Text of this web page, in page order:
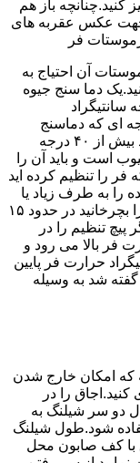
کنید.چنانچه باز هم
جهت عکس عقربه های
فر
آن احتیاج به
دما سنج جیوه
و درجه فر را روی ۱۸۰ درجه سانتیگراد
اختلاف درجه ای که دماسنج
نشان می دهد با آنچه که فر را تنظیم کرده اید بیش از ۴۰ درجه
است و باید آن را
را تنظیم کرده اید
را به طرف زیاد یا
کم بچرخانید.هر یک چهارم دور که پیچ تنظیم را بچرخانید در حدود ۱۵
تنظیم را در
گراد حرارت فر بالا می رود و
شود ۱۵ درجه سانتیگراد حرارت فر پایین
شد به وسیله
که امکان خارج شدن
را در
دو سر شیلنگ به
شود.طول شیلنگ
با کف صابون محل